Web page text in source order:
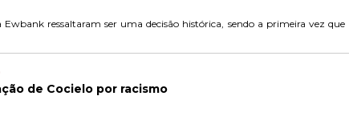
ressaltaram ser uma decisão histórica, sendo a primeira vez
de Cocielo por racismo